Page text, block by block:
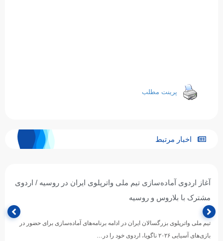
پرینت مطلب
اخبار مرتبط
آغاز اردوی آماده‌سازی تیم ملی واترپلوی ایران در روسیه / اردوی
مشترک با بلاروس و روسیه
تیم ملی واترپلوی بزرگسالان ایران در ادامه برنامه‌های آماده‌سازی برای حضور در
بازی‌های آسیایی ۲۰۲۶ ناگویا، اردوی خود را در…